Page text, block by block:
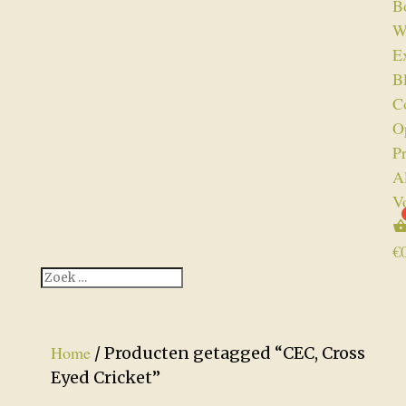
€
Home/ Producten getagged “CEC, Cross
Eyed Cricket”